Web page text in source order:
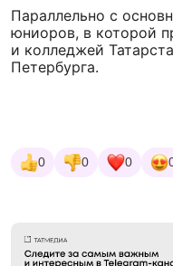
Параллельно с
юниоров, в которой
и колледжей
Петербурга.
0 0 0